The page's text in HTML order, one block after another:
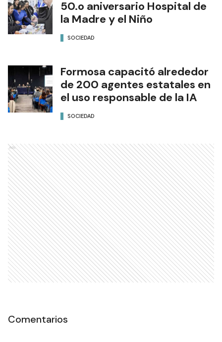
50.o aniversario Hospital de
la Madre y el Niño
SOCIEDAD
Formosa capacitó alrededor
de 200 agentes estatales en
el uso responsable de la IA
SOCIEDAD
Ads
Comentarios